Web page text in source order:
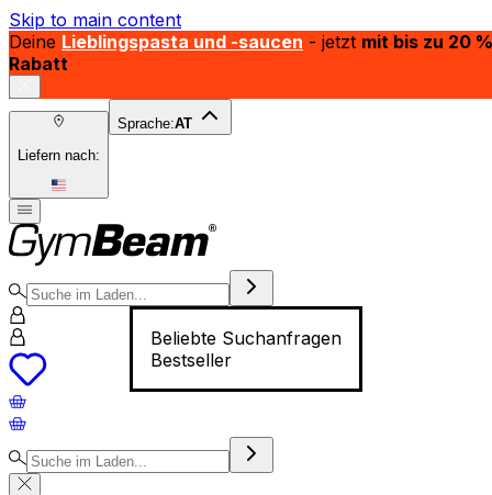
Skip to main content
Deine Lieblingspasta und -saucen - jetzt mit bis zu 20 %
Rabatt
Liefern nach:
Sprache:AT
Beliebte Suchanfragen
Bestseller